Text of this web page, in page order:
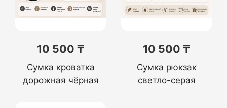
10 500 ₸
Сумка кроватка
дорожная чёрная
10 500 ₸
Сумка рюкзак
светло-серая